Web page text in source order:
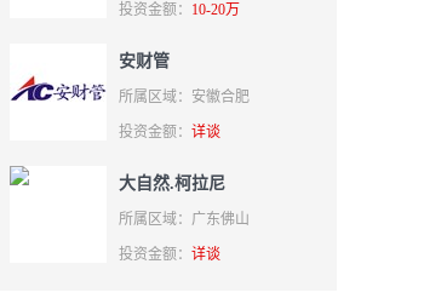
投资金额： 10-20万
安财管
所属区域：安徽合肥
投资金额： 详谈
大自然.柯拉尼
所属区域：广东佛山
投资金额： 详谈